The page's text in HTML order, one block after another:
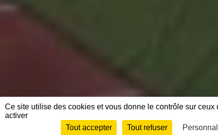
Envie de participer ?
Ce site utilise des cookies et vous donne le contrôle sur ceux
activer
Tout accepter
Tout refuser